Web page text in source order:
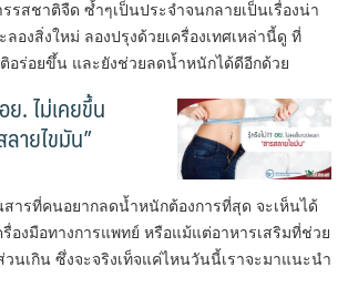
รสชาติจืด ซ้ำๆเป็นประจำจนกลายเป็นเรื่องน่า
ลองสิ่งใหม่ ลองปรุงด้วยเครื่องเทศเหล่านี้ดู ที่
อร่อยขึ้น และยังช่วยลดน้ำหนักได้ดีอีกด้วย
. ไม่เคยขึ้น
ลายไขมัน”
ารที่คนอยากลดน้ำหนักต้องการที่สุด จะเห็นได้
องมือทางการแพทย์ หรือแม้แต่อาหารเสริมที่ช่วย
นเกิน ซึ่งจะจริงเท็จแค่ไหนวันนี้เราจะมาแนะนำ